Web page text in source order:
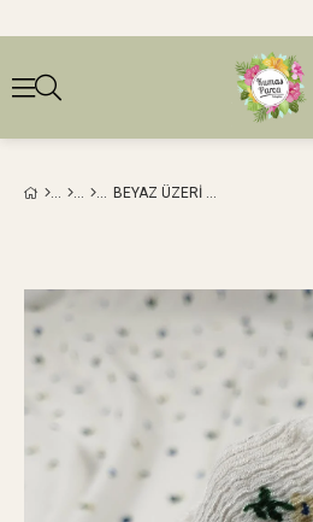
BEYAZ ÜZERI MAVI YEŞIL ÇITIR ÇIÇEK DESENLI BÜRÜMCÜKLÜ JARSE EN: 160